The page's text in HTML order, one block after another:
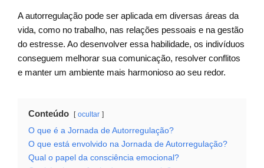
A autorregulação pode ser aplicada em diversas áreas da
vida, como no trabalho, nas relações pessoais e na gestão
do estresse. Ao desenvolver essa habilidade, os indivíduos
conseguem melhorar sua comunicação, resolver conflitos
e manter um ambiente mais harmonioso ao seu redor.
Conteúdo ocultar
O que é a Jornada de Autorregulação?
O que está envolvido na Jornada de Autorregulação?
Qual o papel da consciência emocional?